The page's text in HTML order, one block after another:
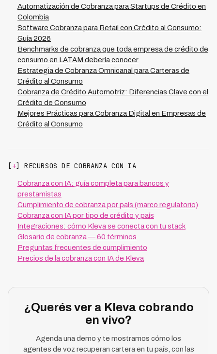
tradicional). Kleva procesa 900,000+ minutos
mensuales logrando estos benchmarks
consistentemente.
Automatización de Cobranza para Startups de Crédito en
Colombia
Software Cobranza para Retail con Crédito al Consumo:
Guía 2026
Benchmarks de cobranza que toda empresa de crédito de
consumo en LATAM debería conocer
Estrategia de Cobranza Omnicanal para Carteras de
Crédito al Consumo
Cobranza de Crédito Automotriz: Diferencias Clave con el
Crédito de Consumo
Mejores Prácticas para Cobranza Digital en Empresas de
Crédito al Consumo
[ +] RECURSOS DE COBRANZA CON IA
Cobranza con IA: guía completa para bancos y
prestamistas
Cumplimiento de cobranza por país (marco regulatorio)
Cobranza con IA por tipo de crédito y país
Integraciones: cómo Kleva se conecta con tu stack
Glosario de cobranza — 60 términos
Preguntas frecuentes de cumplimiento
Precios de la cobranza con IA de Kleva
¿Querés ver a Kleva cobrando
en vivo?
Agenda una demo y te mostramos cómo los
agentes de voz recuperan cartera en tu país, con las